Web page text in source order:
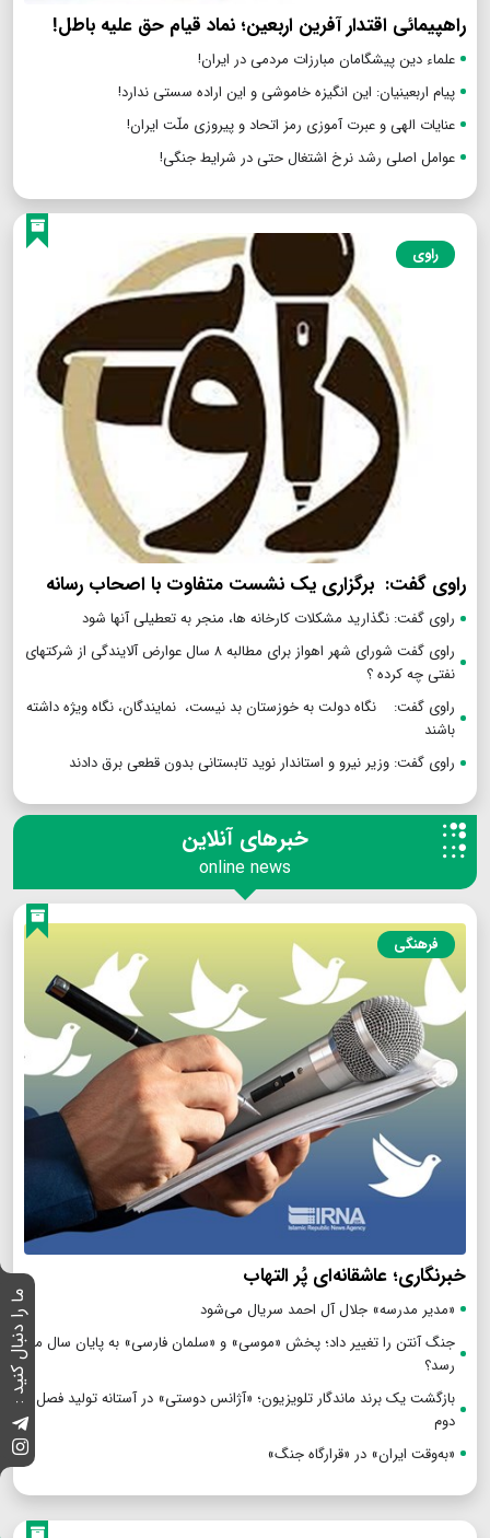
ما را دنبال کنید :
راهپیمائی اقتدار آفرین اربعین؛ نماد قیام حق علیه باطل!
علماء دین پیشگامان مبارزات مردمی در ایران!
پیام اربعینیان: این انگیزه خاموشی و این اراده سستی ندارد!
عنایات الهی و عبرت آموزی رمز اتحاد و پیروزی ملّت ایران!
عوامل اصلی رشد نرخ اشتغال حتی در شرایط جنگی!
راوی
راوی گفت: برگزاری یک نشست متفاوت با اصحاب رسانه
راوی گفت: نگذارید مشکلات کارخانه ها، منجر به تعطیلی آنها شود
راوی گفت شورای شهر اهواز برای مطالبه ۸ سال عوارض آلایندگی از شرکتهای
نفتی چه کرده ؟
راوی گفت: نگاه دولت به خوزستان بد نیست، نمایندگان، نگاه ویژه داشته
باشند
راوی گفت: وزیر نیرو و استاندار نوید تابستانی بدون قطعی برق دادند
خبرهای آنلاین
online news
فرهنگی
خبرنگاری؛ عاشقانه‌ای پُر التهاب
«مدیر مدرسه» جلال آل احمد سریال می‌شود
جنگ آنتن را تغییر داد؛ پخش «موسی» و «سلمان فارسی» به پایان سال می
رسد؟
بازگشت یک برند ماندگار تلویزیون؛ «آژانس دوستی» در آستانه تولید فصل
دوم
«به‌وقت ایران» در «قرارگاه جنگ»